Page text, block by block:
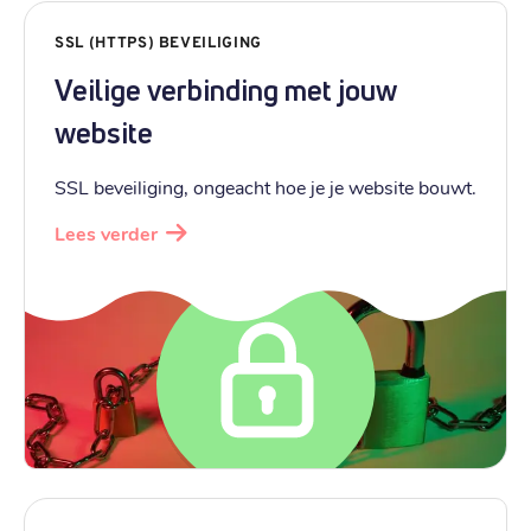
Registratie: € 16,59
Verhuizen: € 16,59
Verlengen : € 24,99
Registratie: € 19,89
Verhuizen: € 19,89
Registratie: € 20,59
Verhuizen: € 20,59
Verlengen: € 30,89
SSL (HTTPS) BEVEILIGING
Veilige verbinding met jouw
website
SSL beveiliging, ongeacht hoe je je website bouwt.
Lees verder